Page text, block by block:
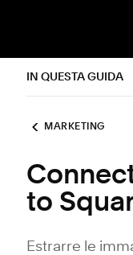
IN QUESTA GUIDA
MARKETING
to
Estrarre le